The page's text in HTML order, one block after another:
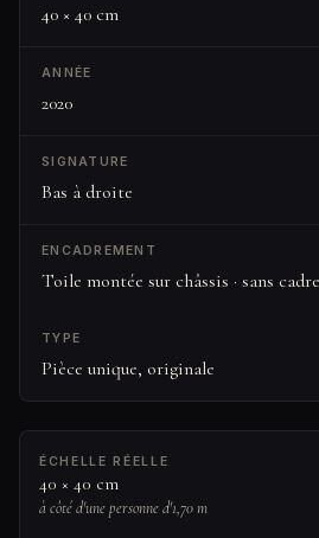
40 × 40 cm
ANNÉE
2020
SIGNATURE
Bas à droite
ENCADREMENT
Toile montée sur châssis · sans cadre
TYPE
Pièce unique, originale
ÉCHELLE RÉELLE
40 × 40 cm
à côté d'une personne d'1,70 m